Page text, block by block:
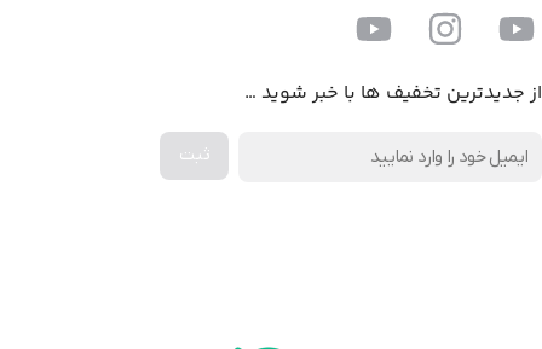
از جدیدترین تخفیف ها با خبر شوید …